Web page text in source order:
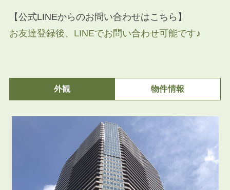
【公式LINEからのお問い合わせはこちら】
お友達登録後、LINEでお問い合わせ可能です♪
外観 物件情報